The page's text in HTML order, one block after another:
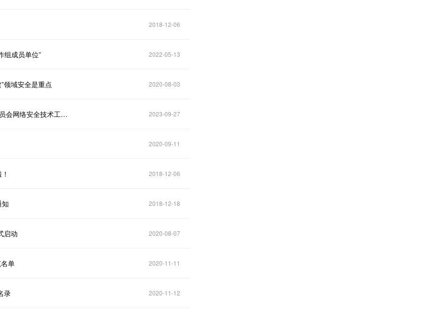
2018-12-06
组成员单位” 2022-05-13
领域安全是重点 2020-08-03
新征程！| 珞安科技入选广东省网络空间安全标准化技术委员会网络安全技术工作组成员单位 2023-09-27
2020-09-11
2018-12-06
2018-12-18
启动 2020-08-07
单 2020-11-11
录 2020-11-12